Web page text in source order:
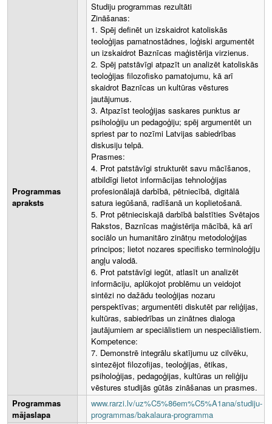
Programmas
apraksts
Studiju programmas rezultāti
Zināšanas:
1. Spēj definēt un izskaidrot katoliskās
teoloģijas pamatnostādnes, loģiski argumentēt
un izskaidrot Baznīcas maģistērija virzienus.
2. Spēj patstāvīgi atpazīt un analizēt katoliskās
teoloģijas filozofisko pamatojumu, kā arī
skaidrot Baznīcas un kultūras vēstures
jautājumus.
3. Atpazīst teoloģijas saskares punktus ar
psiholoģiju un pedagoģiju; spēj argumentēt un
spriest par to nozīmi Latvijas sabiedrības
diskusiju telpā.
Prasmes:
4. Prot patstāvīgi strukturēt savu mācīšanos,
atbildīgi lietot informācijas tehnoloģijas
profesionālajā darbībā, pētniecībā, digitālā
satura iegūšanā, radīšanā un koplietošanā.
5. Prot pētnieciskajā darbībā balstīties Svētajos
Rakstos, Baznīcas maģistērija mācībā, kā arī
sociālo un humanitāro zinātņu metodoloģijas
principos; lietot nozares specifisko terminoloģiju
angļu valodā.
6. Prot patstāvīgi iegūt, atlasīt un analizēt
informāciju, aplūkojot problēmu un veidojot
sintēzi no dažādu teoloģijas nozaru
perspektīvas; argumentēti diskutēt par reliģijas,
kultūras, sabiedrības un zinātnes dialoga
jautājumiem ar speciālistiem un nespeciālistiem.
Kompetence:
7. Demonstrē integrālu skatījumu uz cilvēku,
sintezējot filozofijas, teoloģijas, ētikas,
psiholoģijas, pedagoģijas, kultūras un reliģiju
vēstures studijās gūtās zināšanas un prasmes.
Programmas
mājaslapa
www.rarzi.lv/uz%C5%86em%C5%A1ana/studiju-
programmas/bakalaura-programma